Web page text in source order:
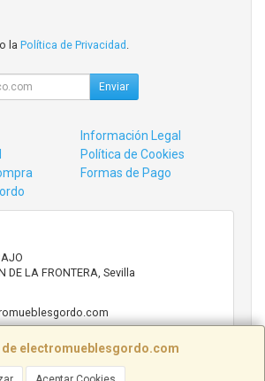
electromueblesgordo.com
la Política de Privacidad
Enviar
Información Legal
Política de Cookies
Formas de Pago
DE LA FRONTERA Sevilla